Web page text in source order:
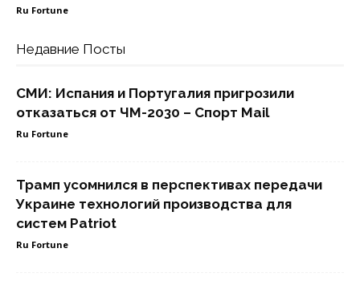
Ru Fortune
Недавние Посты
СМИ: Испания и Португалия пригрозили
отказаться от ЧМ-2030 – Спорт Mail
Ru Fortune
Трамп усомнился в перспективах передачи
Украине технологий производства для
систем Patriot
Ru Fortune